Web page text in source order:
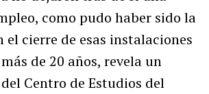
como pudo haber sido la
el cierre de esas instalaciones
de 20 años, revela un
Centro de Estudios del